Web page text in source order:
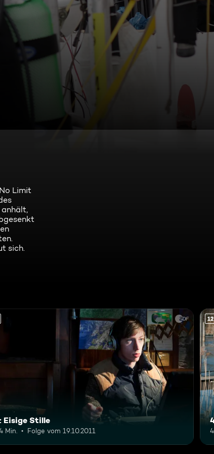
Limit
anhält,
sich.
Eisige Stille
Min. Folge vom 19.10.2011
12